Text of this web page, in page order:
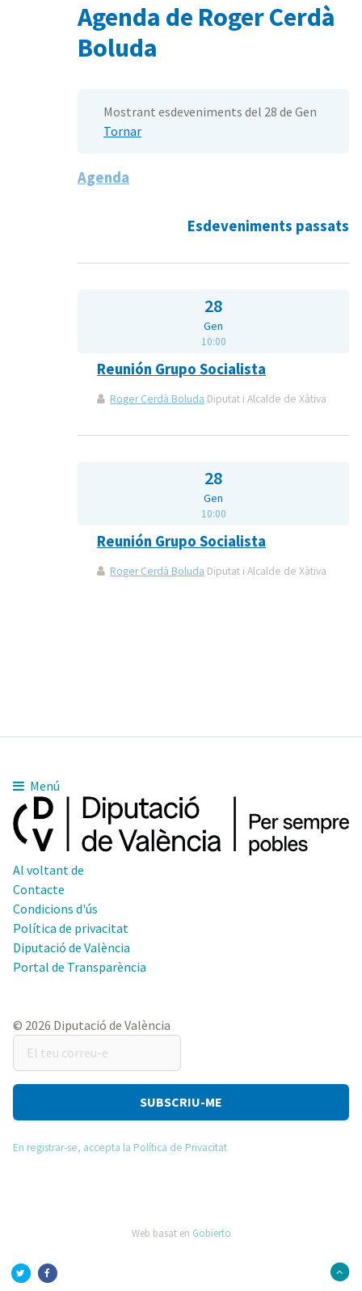
Agenda de Roger Cerdà
Boluda
Mostrant esdeveniments del 28 de Gen
Tornar
Agenda
Esdeveniments passats
28
Gen
10:00
Reunión Grupo Socialista
Roger Cerdà Boluda Diputat i Alcalde de Xàtiva
28
Gen
10:00
Reunión Grupo Socialista
Roger Cerdà Boluda Diputat i Alcalde de Xàtiva
Menú
Al voltant de
Contacte
Condicions d'ús
Política de privacitat
Diputació de València
Portal de Transparència
© 2026 Diputació de València
El
teu
correu-
En registrar-se, accepta la Política de Privacitat
Web basat en Gobierto